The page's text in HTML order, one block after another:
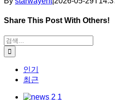
Share This Post With Others!
Facebook
X
Tumblr
Pinterest
이메일
검색:
인기
최근